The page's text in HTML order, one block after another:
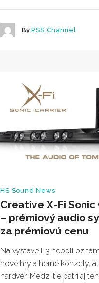
By RSS Channel
HS Sound News
Creative X-Fi Sonic
– prémiový audio
za prémiovú cenu
Na výstave E3 neboli
nové hry a herné konzoly,
hardvér. Medzi tie patrí aj